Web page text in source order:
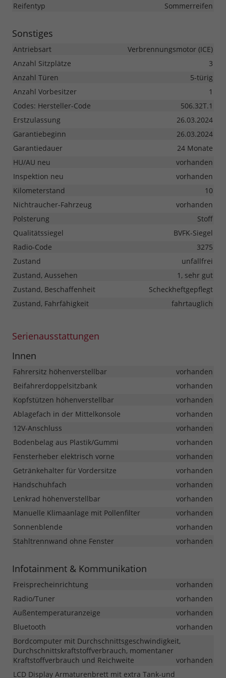
Reifentyp Sommerreifen
Sonstiges
Antriebsart
Verbrennungsmotor (ICE)
Anzahl Sitzplätze
3
Anzahl Türen
5-türig
Anzahl Vorbesitzer
1
Codes: Hersteller-Code
506.32T.1
Erstzulassung
26.03.2024
Garantiebeginn
26.03.2024
Garantiedauer
24 Monate
HU/AU neu
vorhanden
Inspektion neu
vorhanden
Kilometerstand
10
Nichtraucher-Fahrzeug
vorhanden
Polsterung
Stoff
Qualitätssiegel
BVFK-Siegel
Radio-Code
3275
Zustand
unfallfrei
Zustand, Aussehen
1, sehr gut
Zustand, Beschaffenheit
Scheckheftgepflegt
Zustand, Fahrfähigkeit
fahrtauglich
Serienausstattungen
Innen
Fahrersitz höhenverstellbar
vorhanden
Beifahrerdoppelsitzbank
vorhanden
Kopfstützen höhenverstellbar
vorhanden
Ablagefach in der Mittelkonsole
vorhanden
12V-Anschluss
vorhanden
Bodenbelag aus Plastik/Gummi
vorhanden
Fensterheber elektrisch vorne
vorhanden
Getränkehalter für Vordersitze
vorhanden
Handschuhfach
vorhanden
Lenkrad höhenverstellbar
vorhanden
Manuelle Klimaanlage mit Pollenfilter
vorhanden
Sonnenblende
vorhanden
Stahltrennwand ohne Fenster
vorhanden
Infotainment & Kommunikation
Freisprecheinrichtung
vorhanden
Radio/Tuner
vorhanden
Außentemperaturanzeige
vorhanden
Bluetooth
vorhanden
Bordcomputer mit Durchschnittsgeschwindigkeit,
Durchschnittskraftstoffverbrauch, momentaner
Kraftstoffverbrauch und Reichweite
vorhanden
LCD Display Armaturenbrett mit extra Tank-und